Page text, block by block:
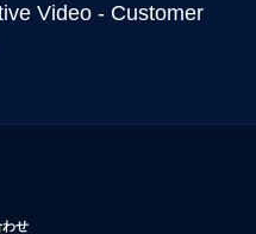
Video - Customer
せ新しいウィンドウで開く